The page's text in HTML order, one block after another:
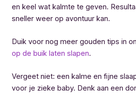
en keel wat kalmte te geven.
sneller weer op avontuur kan.
Duik voor nog meer gouden tips in
op de buik laten slapen.
Vergeet niet: een kalme en fijne
voor je zieke baby. Denk aan een